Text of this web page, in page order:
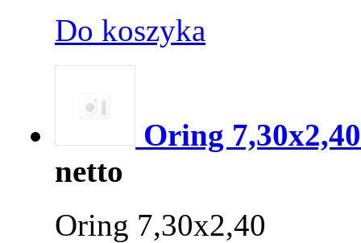
Do koszyka
Oring 7,30x2,40
netto
Oring 7,30x2,40